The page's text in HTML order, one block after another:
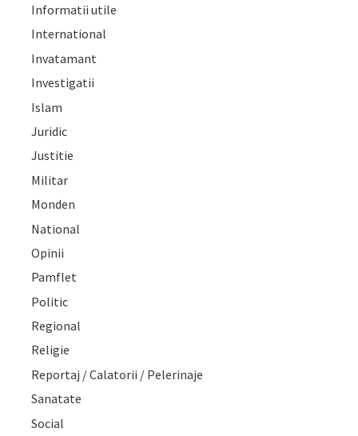
Informatii utile
International
Invatamant
Investigatii
Islam
Juridic
Justitie
Militar
Monden
National
Opinii
Pamflet
Politic
Regional
Religie
Reportaj / Calatorii / Pelerinaje
Sanatate
Social